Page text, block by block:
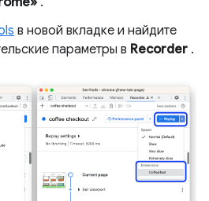
в новой вкладке и найдите
параметры в Recorder .